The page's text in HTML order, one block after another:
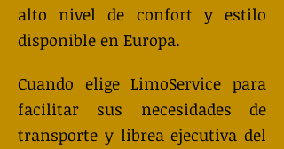
alto nivel de confort y estilo
disponible en Europa.
Cuando elige LimoService para
facilitar sus necesidades de
transporte y librea ejecutiva del